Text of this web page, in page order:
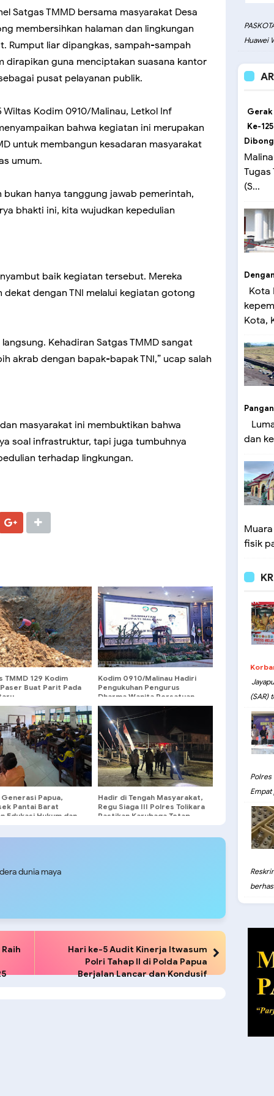
Satgas TMMD bersama masyarakat Desa
membersihkan halaman dan lingkungan
Rumput liar dipangkas, sampah-sampah
dirapikan guna menciptakan suasana kantor
pusat pelayanan publik.
Wiltas Kodim 0910/Malinau, Letkol Inf
bahwa kegiatan ini merupakan
untuk membangun kesadaran masyarakat
umum.
bukan hanya tanggung jawab pemerintah,
bhakti ini, kita wujudkan kepedulian
baik kegiatan tersebut. Mereka
dengan TNI melalui kegiatan gotong
Kehadiran Satgas TMMD sangat
akrab dengan bapak-bapak TNI,” ucap salah
masyarakat ini membuktikan bahwa
soal infrastruktur, tapi juga tumbuhnya
terhadap lingkungan.
TMMD 129 Kodim
Buat Parit Pada
Kodim 0910/Malinau Hadiri
Pengukuhan Pengurus
Dharma Wanita Persatuan
Kabupaten Malinau
Papua,
Pantai Barat
Edukasi Hukum dan
Hadir di Tengah Masyarakat,
Regu Siaga III Polres Tolikara
Pastikan Karubaga Tetap
dunia maya
Hari ke-5 Audit Kinerja Itwasum
Polri Tahap II di Polda Papua
Berjalan Lancar dan Kondusif
Huawei
Gerak
Ke-
Tugas
(S...
Kota
Kota,
Pangan
dan
fisik
(SAR)
Polres
Empat